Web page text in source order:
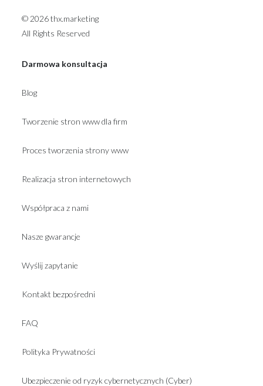
© 2026 thx.marketing
All Rights Reserved
Darmowa konsultacja
Blog
Tworzenie stron www dla firm
Proces tworzenia strony www
Realizacja stron internetowych
Współpraca z nami
Nasze gwarancje
Wyślij zapytanie
Kontakt bezpośredni
FAQ
Polityka Prywatności
Ubezpieczenie od ryzyk cybernetycznych (Cyber)